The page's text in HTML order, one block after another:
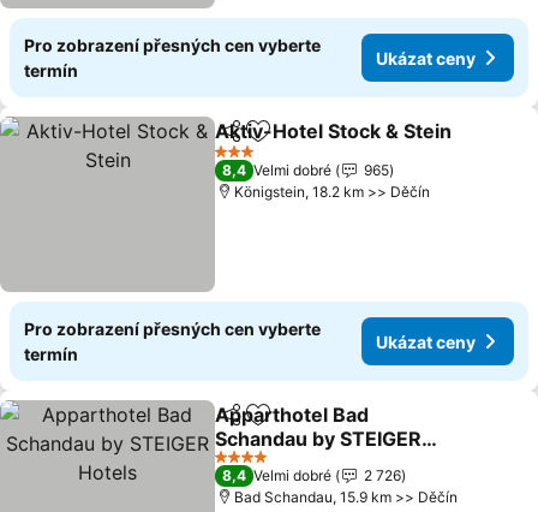
Pro zobrazení přesných cen vyberte
termín
Ukázat ceny
SdíletPřidat na seznam oblíbených
Aktiv-Hotel Stock & Stein
3 Počet hvězdiček
8,4 Velmi dobré
965
Königstein, 18.2 km >> Děčín
Pro zobrazení přesných cen vyberte
termín
Ukázat ceny
SdíletPřidat na seznam oblíbených
Apparthotel Bad
Schandau by STEIGER
Hotels
Ukázat ceny
4 Počet hvězdiček
8,4 Velmi dobré
2 726
Bad Schandau, 15.9 km >> Děčín